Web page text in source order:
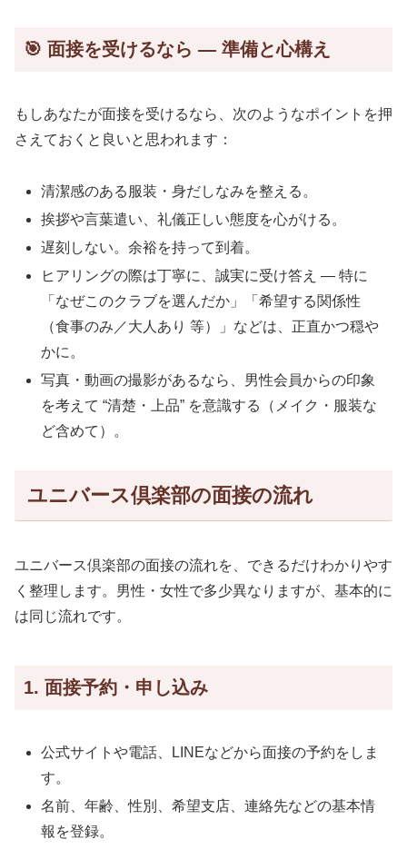
🎯 面接を受けるなら — 準備と心構え
もしあなたが面接を受けるなら、次のようなポイントを押
さえておくと良いと思われます：
清潔感のある服装・身だしなみを整える。
挨拶や言葉遣い、礼儀正しい態度を心がける。
遅刻しない。余裕を持って到着。
ヒアリングの際は丁寧に、誠実に受け答え — 特に
「なぜこのクラブを選んだか」「希望する関係性
（食事のみ／大人あり 等）」などは、正直かつ穏や
かに。
写真・動画の撮影があるなら、男性会員からの印象
を考えて “清楚・上品” を意識する（メイク・服装な
ど含めて）。
ユニバース倶楽部の面接の流れ
ユニバース倶楽部の面接の流れを、できるだけわかりやす
く整理します。男性・女性で多少異なりますが、基本的に
は同じ流れです。
1. 面接予約・申し込み
公式サイトや電話、LINEなどから面接の予約をしま
す。
名前、年齢、性別、希望支店、連絡先などの基本情
報を登録。